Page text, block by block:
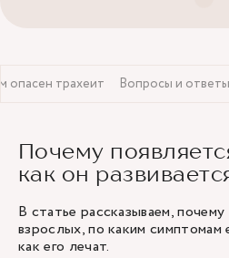
опасен трахеит Вопросы и ответы
Почему
как он
В статье рассказываем,
взрослых, по каким симптомам
как его лечат.